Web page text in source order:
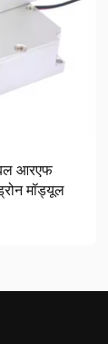
आरएफ
मॉड्यूल